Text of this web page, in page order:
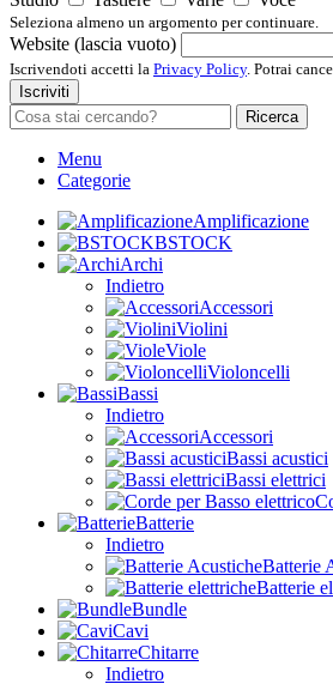
Seleziona almeno un argomento per continuare.
Website (lascia vuoto)
Iscrivendoti accetti la Privacy Policy. Potrai
Iscriviti
Ricerca
Menu
Categorie
Amplificazione
BSTOCK
Archi
Indietro
Accessori
Violini
Viole
Violoncelli
Bassi
Indietro
Accessori
Bassi acustici
Bassi elettrici
Batterie
Indietro
Batterie
Batterie
Bundle
Cavi
Chitarre
Indietro